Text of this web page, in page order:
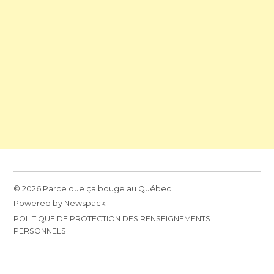
© 2026 Parce que ça bouge au Québec!
Powered by Newspack
POLITIQUE DE PROTECTION DES RENSEIGNEMENTS
PERSONNELS